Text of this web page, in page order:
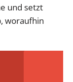
und setzt
woraufhin